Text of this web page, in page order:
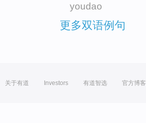
youdao
更多双语例句
关于有道 Investors 有道智选 官方博客